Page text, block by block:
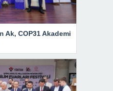
Ak, COP31 Akademi